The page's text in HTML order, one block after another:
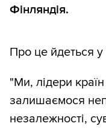
Фінляндія.
Про це йдеться у
"Ми, лідери
залишаємося
незалежності,